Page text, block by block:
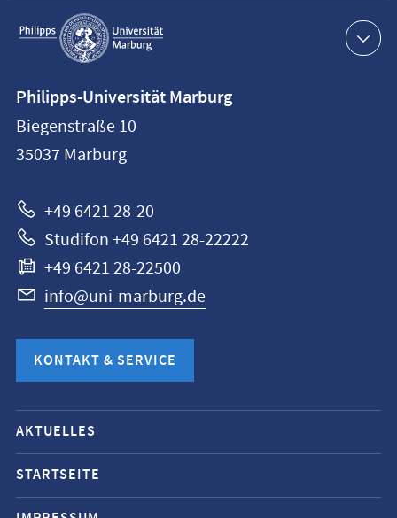
Service-
Navigation
Philipps-
Universität
Marburg
Philipps-Universität Marburg
Biegenstraße 10
35037 Marburg
+49 6421 28-20
Studifon +49 6421 28-22222
+49 6421 28-22500
info@uni-marburg.de
KONTAKT & SERVICE
Mobile-
Service-
Navigation
und
AKTUELLES
STARTSEITE